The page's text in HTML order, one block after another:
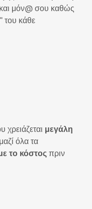
και μόν@ σου καθώς
του κάθε
μεγάλη
όλα τα
το κόστοςπριν